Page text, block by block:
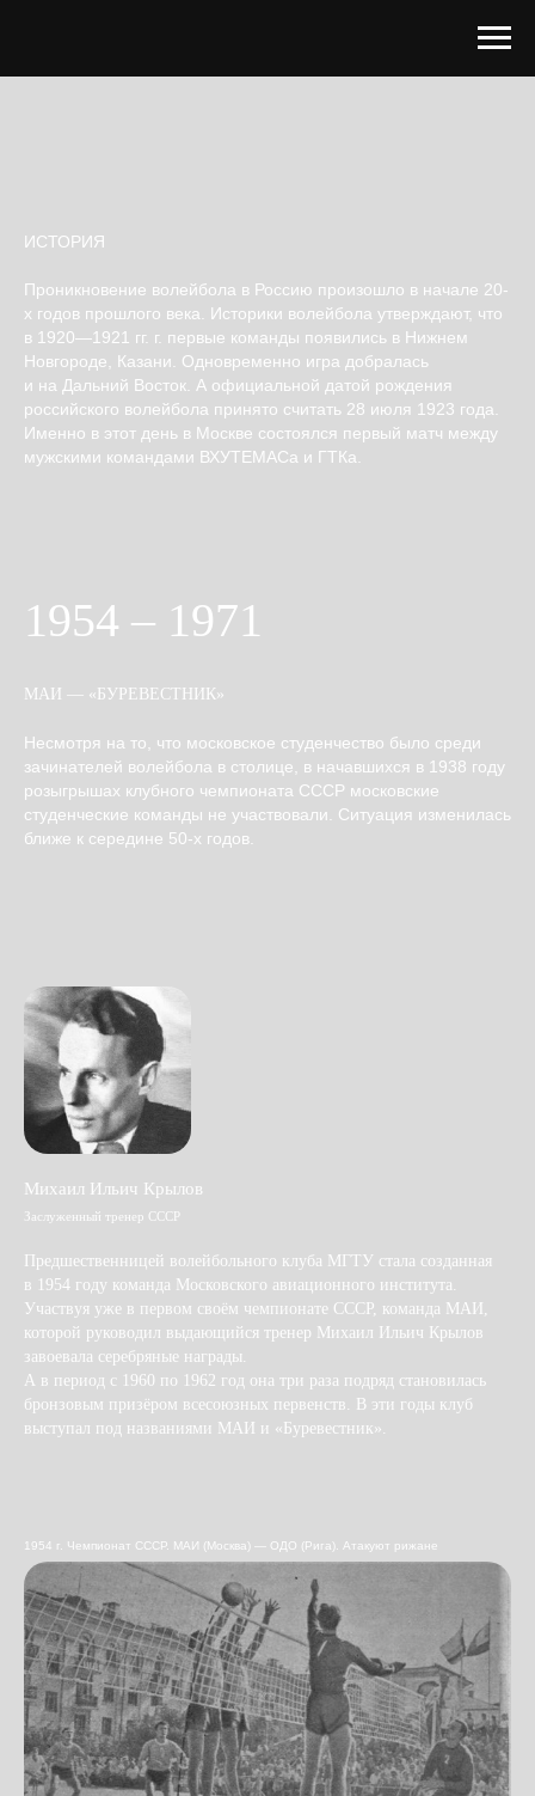
ИСТОРИЯ
Проникновение волейбола в Россию произошло в начале 20-
х годов прошлого века. Историки волейбола утверждают, что
в 1920—1921 гг. г. первые команды появились в Нижнем
Новгороде, Казани. Одновременно игра добралась
и на Дальний Восток. А официальной датой рождения
российского волейбола принято считать 28 июля 1923 года.
Именно в этот день в Москве состоялся первый матч между
мужскими командами ВХУТЕМАСа и ГТКа.
1954 – 1971
МАИ — «БУРЕВЕСТНИК»
Несмотря на то, что московское студенчество было среди
зачинателей волейбола в столице, в начавшихся в 1938 году
розыгрышах клубного чемпионата СССР московские
студенческие команды не участвовали. Ситуация изменилась
ближе к середине 50-х годов.
Михаил Ильич Крылов
Заслуженный тренер СССР
Предшественницей волейбольного клуба МГТУ стала созданная
в 1954 году команда Московского авиационного института.
Участвуя уже в первом своём чемпионате СССР, команда МАИ,
которой руководил выдающийся тренер Михаил Ильич Крылов
завоевала серебряные награды.
А в период с 1960 по 1962 год она три раза подряд становилась
бронзовым призёром всесоюзных первенств. В эти годы клуб
выступал под названиями МАИ и «Буревестник».
1954 г. Чемпионат СССР. МАИ (Москва) — ОДО (Рига). Атакуют рижане